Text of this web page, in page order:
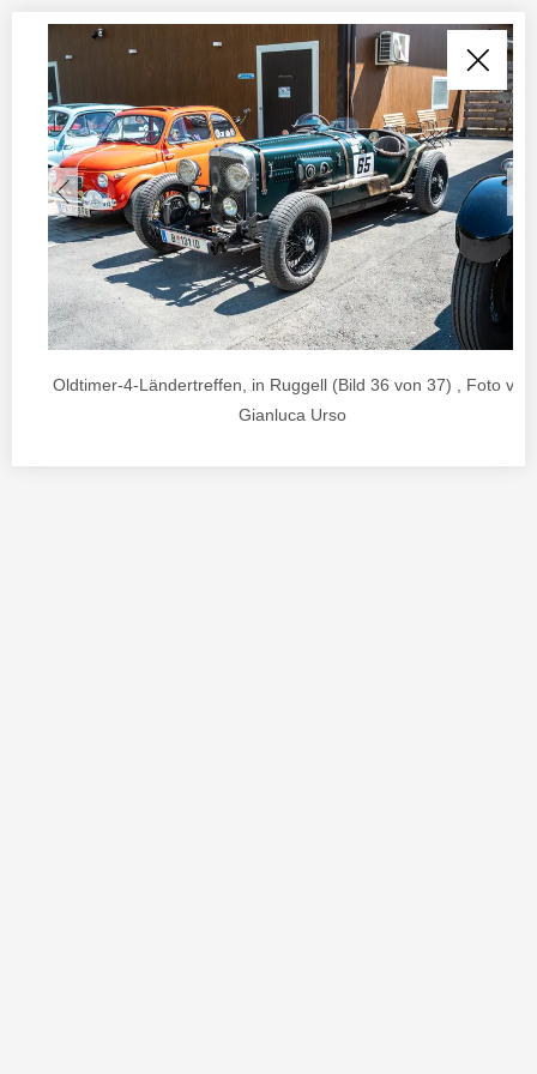
Oldtimer-4-Ländertreffen, in Ruggell (Bild 36 von 37) , Foto von
Gianluca Urso